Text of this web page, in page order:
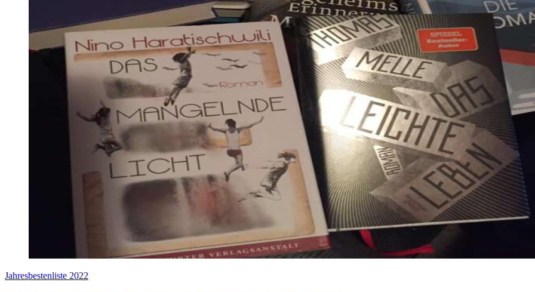
Jahresbestenliste 2022